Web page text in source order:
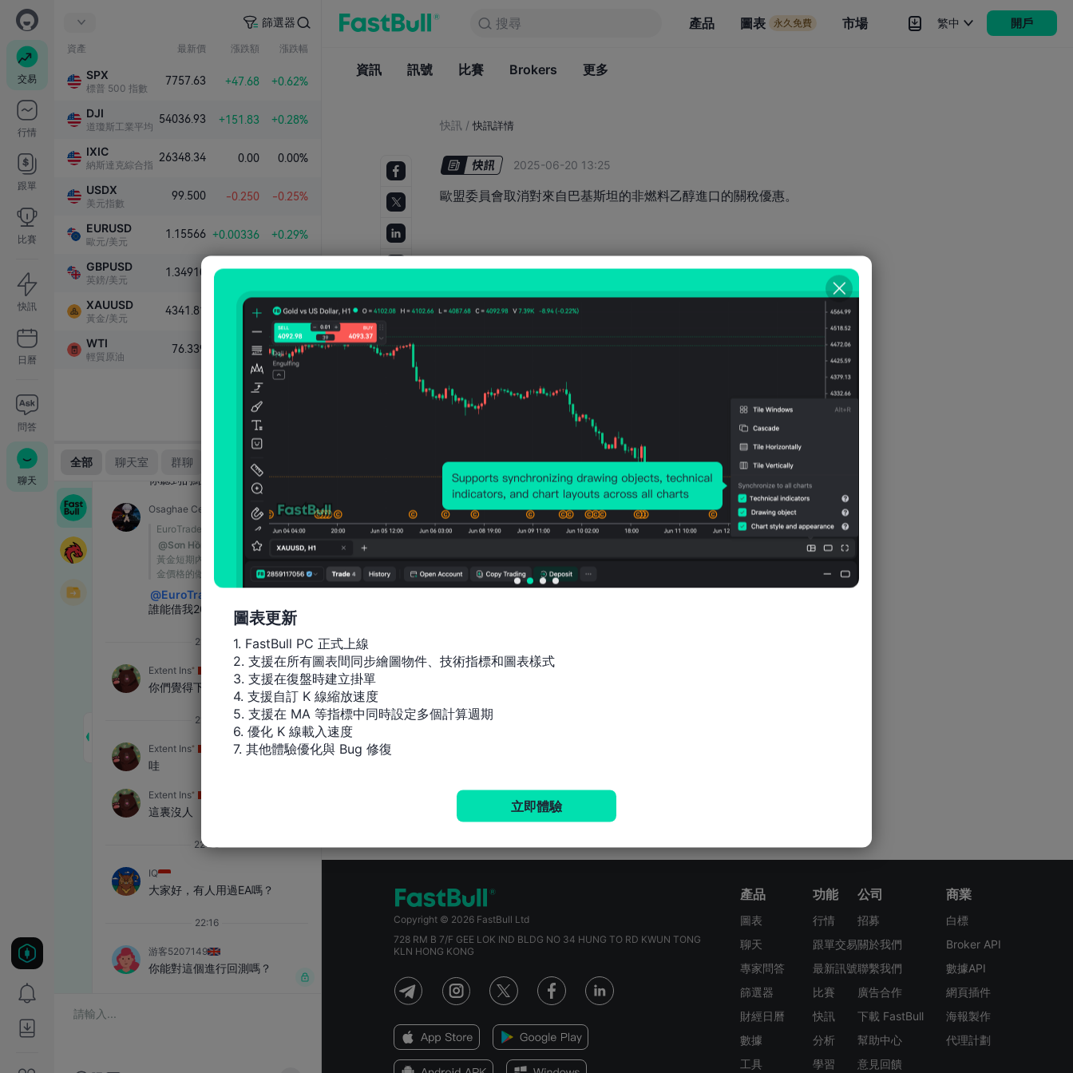
交易
行情
跟單
比賽
快訊
日曆
問答
聊天
篩選器
資產 最新價 漲跌額 漲跌幅
SPX
標普 500 指數
7757.63 +47.68 +0.62%
DJI
道瓊斯工業平均指數
54036.93 +151.83 +0.28%
IXIC
納斯達克綜合指數
26348.34 0.00 0.00%
USDX
美元指數
99.500 -0.250 -0.25%
EURUSD
歐元/美元
1.15566 +0.00336 +0.29%
GBPUSD
英鎊/美元
1.34910 +0.00383
XAUUSD
黃金/美元
4341.81 +101.79 +2.40%
WTI
輕質原油
76.339 -1.000 -1.29%
搜尋 產品 圖表 永久免費 市場
資訊 訊號
繁中 開戶
搜尋
資訊 訊號 比賽 Brokers 更多
快訊 / 快訊詳情
2025-06-20 13:25
歐盟委員會取消對來自巴基斯坦的非燃料乙醇進口的關稅優惠。
Copyright © 2026 FastBull Ltd
728 RM B 7/F GEE LOK IND BLDG NO 34 HUNG TO RD KWUN TONG
KLN HONG KONG
產品
圖表
聊天
專家問答
篩選器
財經日曆
數據
工具
功能
行情
跟單交易
最新訊號
比賽
快訊
分析
學習
公司
招募
關於我們
聯繫我們
廣告合作
下載 FastBull
幫助中心
意見回饋
商業
白標
Broker API
數據API
網頁插件
海報製作
代理計劃
圖表更新
1. FastBull PC 正式上線
2. 支援在所有圖表間同步繪圖物件、技術指標和圖表樣式
3. 支援在復盤時建立掛單
4. 支援自訂 K 線縮放速度
5. 支援在 MA 等指標中同時設定多個計算週期
6. 優化 K 線載入速度
7. 其他體驗優化與 Bug 修復
立即體驗